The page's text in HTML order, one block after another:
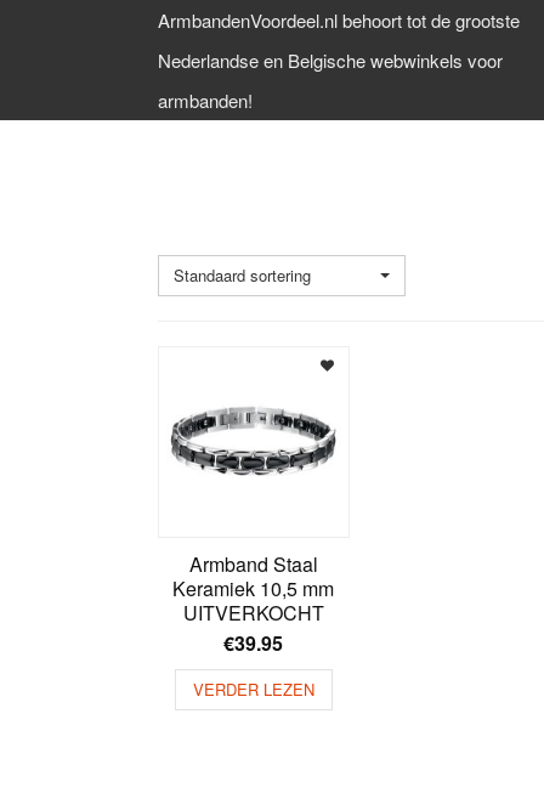
ArmbandenVoordeel.nl behoort tot de grootste
Nederlandse en Belgische webwinkels voor
armbanden!
Standaard sortering
Armband Staal
Keramiek 10,5 mm
UITVERKOCHT
€39.95
VERDER LEZEN